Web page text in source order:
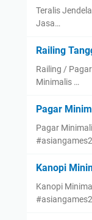
Teralis
Jasa…
Railing
Railing /
Minimalis …
Pagar
Pagar
Kanopi
Kanopi